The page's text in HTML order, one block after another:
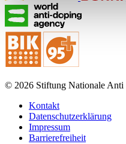
© 2026 Stiftung Nationale
Kontakt
Datenschutzerklärung
Impressum
Barrierefreiheit